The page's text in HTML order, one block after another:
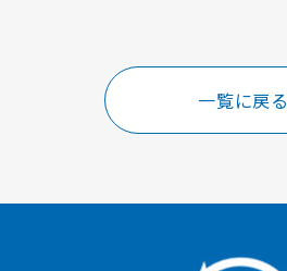
一覧に戻る